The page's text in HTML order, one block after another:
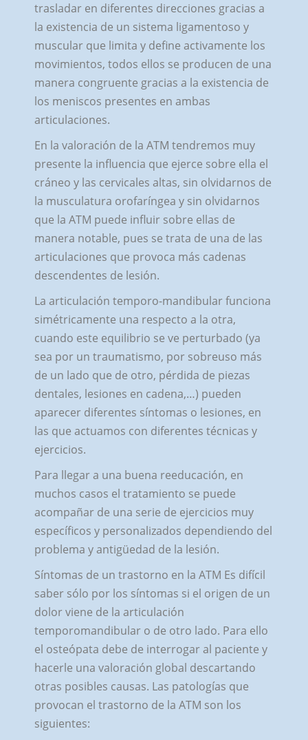
trasladar en diferentes direcciones gracias a
la existencia de un sistema ligamentoso y
muscular que limita y define activamente los
movimientos, todos ellos se producen de una
manera congruente gracias a la existencia de
los meniscos presentes en ambas
articulaciones.
En la valoración de la ATM tendremos muy
presente la influencia que ejerce sobre ella el
cráneo y las cervicales altas, sin olvidarnos de
la musculatura orofaríngea y sin olvidarnos
que la ATM puede influir sobre ellas de
manera notable, pues se trata de una de las
articulaciones que provoca más cadenas
descendentes de lesión.
La articulación temporo-mandibular funciona
simétricamente una respecto a la otra,
cuando este equilibrio se ve perturbado (ya
sea por un traumatismo, por sobreuso más
de un lado que de otro, pérdida de piezas
dentales, lesiones en cadena,…) pueden
aparecer diferentes síntomas o lesiones, en
las que actuamos con diferentes técnicas y
ejercicios.
Para llegar a una buena reeducación, en
muchos casos el tratamiento se puede
acompañar de una serie de ejercicios muy
específicos y personalizados dependiendo del
problema y antigüedad de la lesión.
Síntomas de un trastorno en la ATM Es difícil
saber sólo por los síntomas si el origen de un
dolor viene de la articulación
temporomandibular o de otro lado. Para ello
el osteópata debe de interrogar al paciente y
hacerle una valoración global descartando
otras posibles causas. Las patologías que
provocan el trastorno de la ATM son los
siguientes: